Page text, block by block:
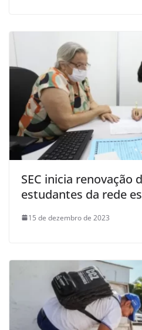
SEC inicia renovação
estudantes da rede
15 de dezembro de 2023